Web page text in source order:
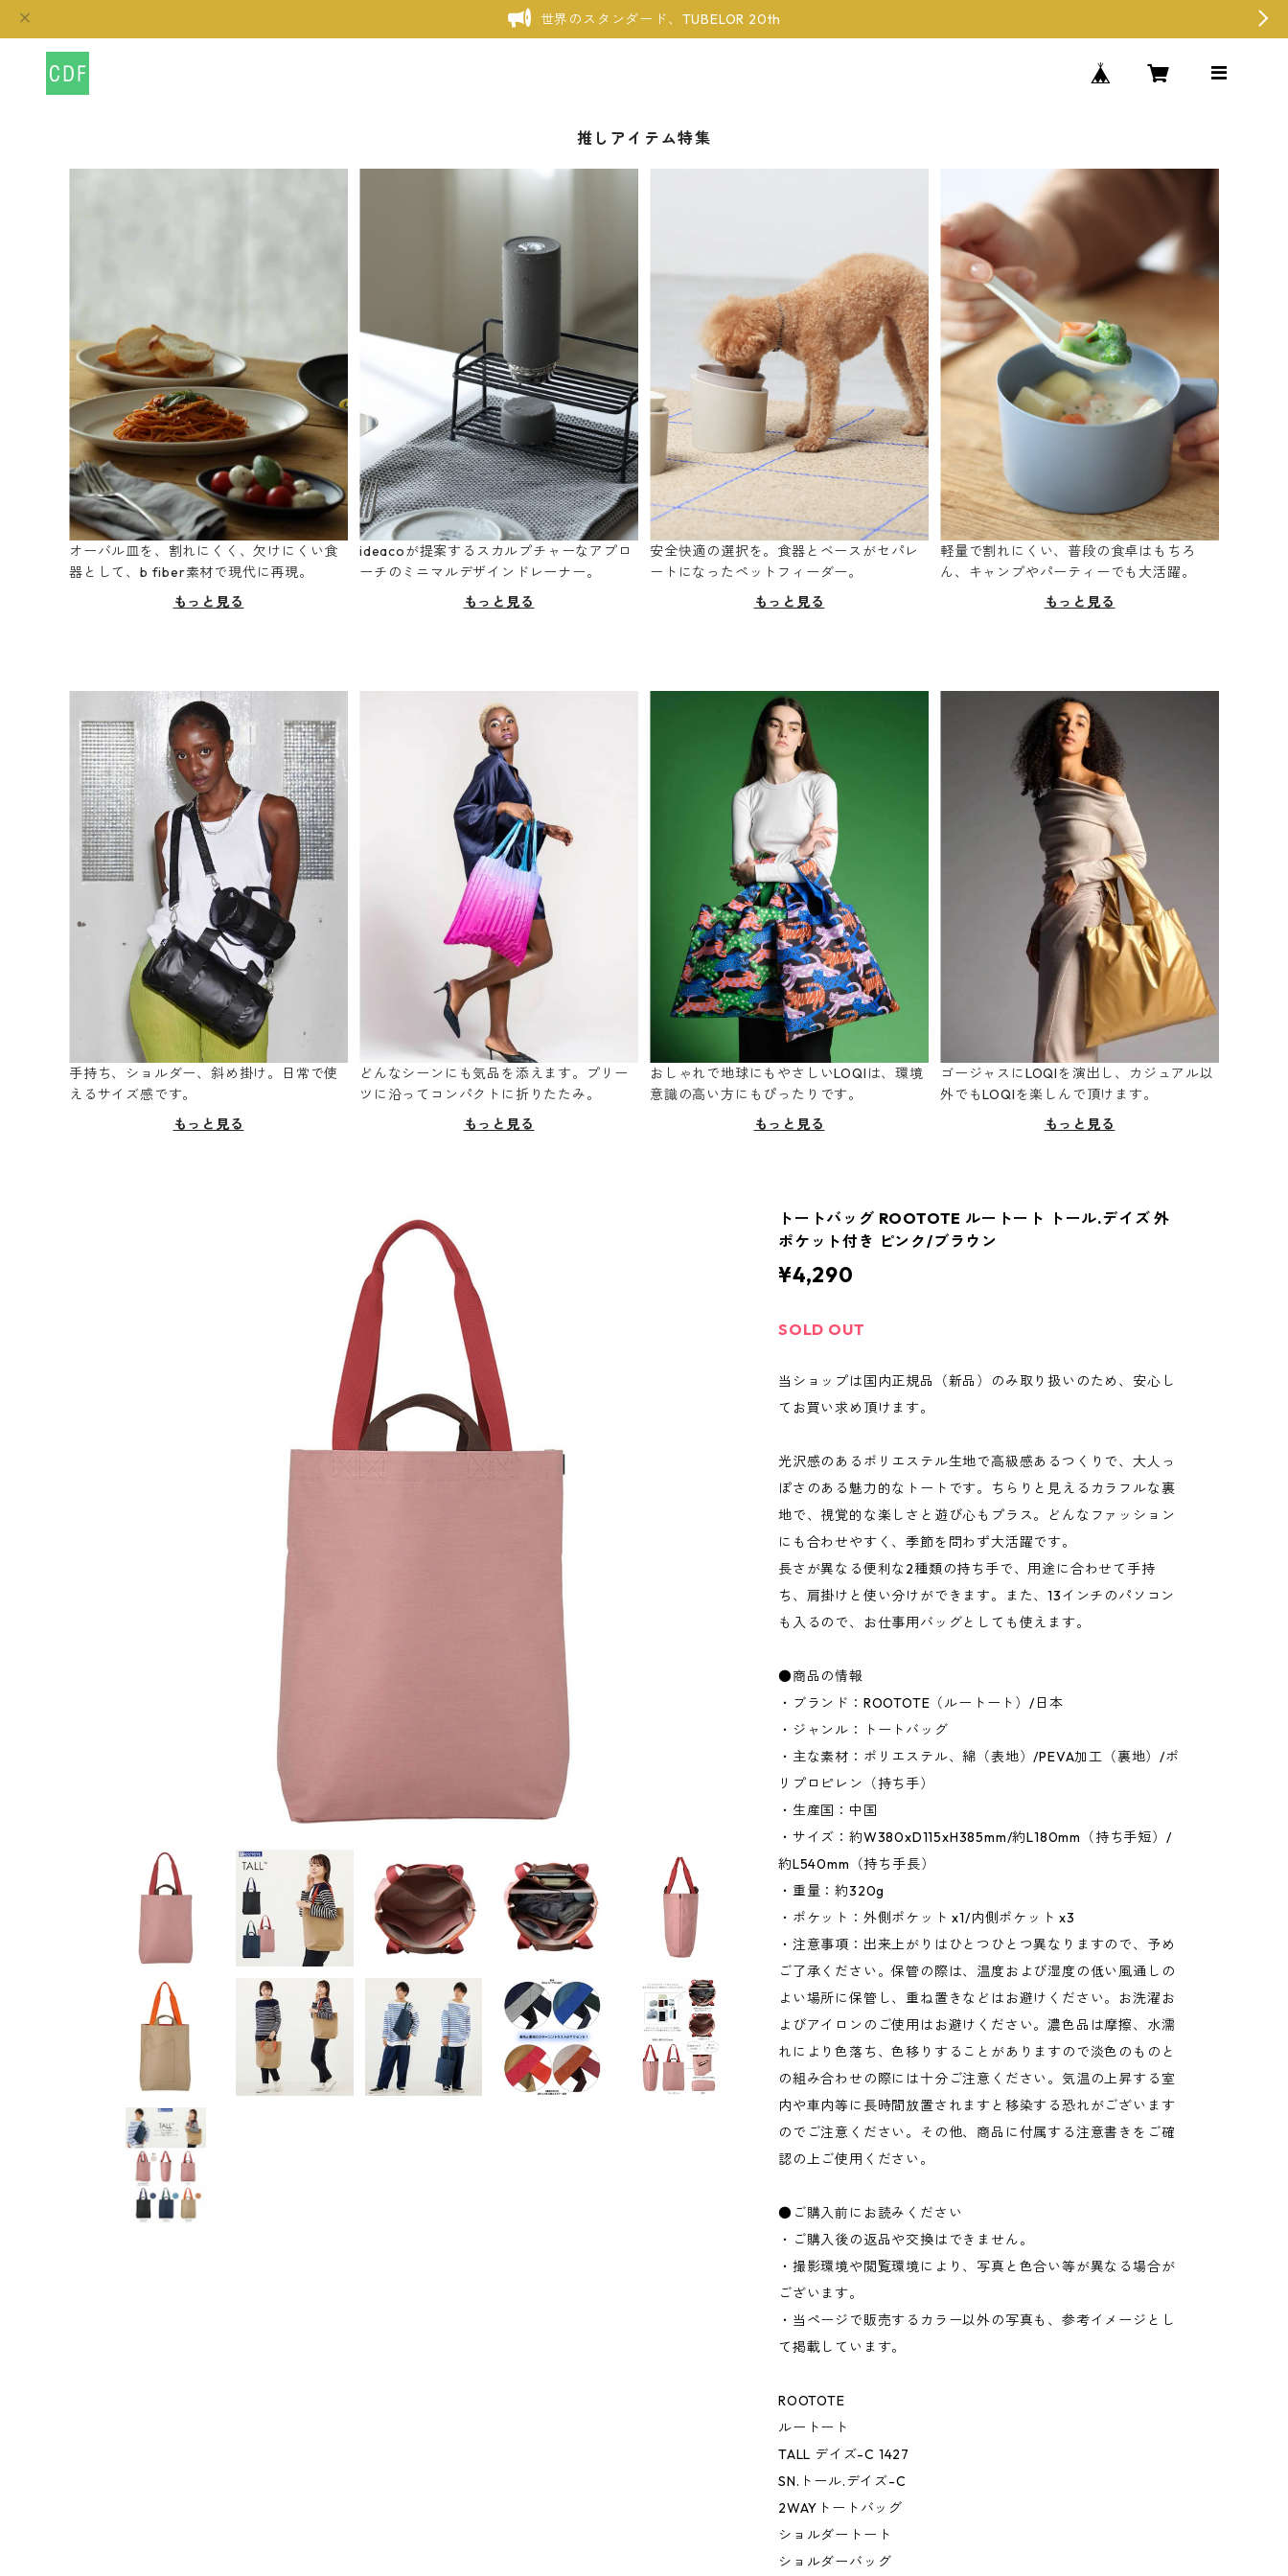
世界のスタンダード、TUBELOR 20th
推しアイテム特集
オーバル皿を、割れにくく、欠けにくい食
器として、b fiber素材で現代に再現。
もっと見る
ideacoが提案するスカルプチャーなアプロ
ーチのミニマルデザインドレーナー。
もっと見る
安全快適の選択を。食器とベースがセパレ
ートになったペットフィーダー。
もっと見る
軽量で割れにくい、普段の食卓はもちろ
ん、キャンプやパーティーでも大活躍。
もっと見る
手持ち、ショルダー、斜め掛け。日常で使
えるサイズ感です。
もっと見る
どんなシーンにも気品を添えます。プリー
ツに沿ってコンパクトに折りたたみ。
もっと見る
おしゃれで地球にもやさしいLOQIは、環境
意識の高い方にもぴったりです。
もっと見る
ゴージャスにLOQIを演出し、カジュアル以
外でもLOQIを楽しんで頂けます。
もっと見る
トートバッグ ROOTOTE ルートート トール.デイズ 外
ポケット付き ピンク/ブラウン
¥4,290
SOLD OUT
当ショップは国内正規品（新品）のみ取り扱いのため、安心し
てお買い求め頂けます。
光沢感のあるポリエステル生地で高級感あるつくりで、大人っ
ぽさのある魅力的なトートです。ちらりと見えるカラフルな裏
地で、視覚的な楽しさと遊び心もプラス。どんなファッション
にも合わせやすく、季節を問わず大活躍です。
長さが異なる便利な2種類の持ち手で、用途に合わせて手持
ち、肩掛けと使い分けができます。また、13インチのパソコン
も入るので、お仕事用バッグとしても使えます。
●商品の情報
・ブランド：ROOTOTE（ルートート）/日本
・ジャンル：トートバッグ
・主な素材：ポリエステル、綿（表地）/PEVA加工（裏地）/ポ
リプロピレン（持ち手）
・生産国：中国
・サイズ：約W380xD115xH385mm/約L180mm（持ち手短）/
約L540mm（持ち手長）
・重量：約320g
・ポケット：外側ポケット x1/内側ポケット x3
・注意事項：出来上がりはひとつひとつ異なりますので、予め
ご了承ください。保管の際は、温度および湿度の低い風通しの
よい場所に保管し、重ね置きなどはお避けください。お洗濯お
よびアイロンのご使用はお避けください。濃色品は摩擦、水濡
れにより色落ち、色移りすることがありますので淡色のものと
の組み合わせの際には十分ご注意ください。気温の上昇する室
内や車内等に長時間放置されますと移染する恐れがございます
のでご注意ください。その他、商品に付属する注意書きをご確
認の上ご使用ください。
●ご購入前にお読みください
・ご購入後の返品や交換はできません。
・撮影環境や閲覧環境により、写真と色合い等が異なる場合が
ございます。
・当ページで販売するカラー以外の写真も、参考イメージとし
て掲載しています。
ROOTOTE
ルートート
TALL デイズ-C 1427
SN.トール.デイズ-C
2WAYトートバッグ
ショルダートート
ショルダーバッグ